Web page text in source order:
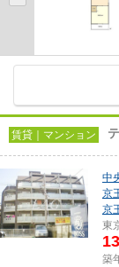
賃貸｜マンション
中
京
京
東
築